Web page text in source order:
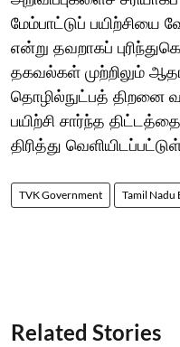
மேம்பாட்டுப் பயிற்சியை
என்று தவறாகப்
தகவல்கள் முற்றிலும்
தொழில்நுட்பத் திறனை
பயிற்சி சார்ந்த
திரித்து
TVK Government Tamil Nadu
Related Stories